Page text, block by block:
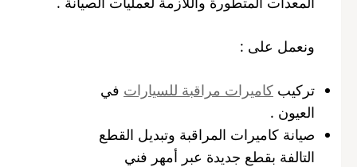
ونعمل على :
تركيب كاميرات مراقبة للسيارات في
العيون .
صيانة كاميرات المراقبة وتبديل القطع
التالفة بقطع جديدة عبر أمهر فني